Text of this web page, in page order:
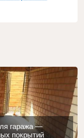
гаража —
покрытий